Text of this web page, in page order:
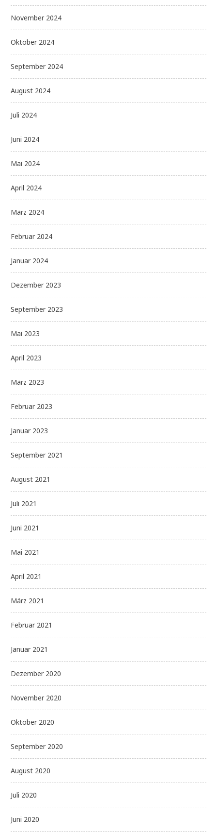
November 2024
Oktober 2024
September 2024
August 2024
Juli 2024
Juni 2024
Mai 2024
April 2024
März 2024
Februar 2024
Januar 2024
Dezember 2023
September 2023
Mai 2023
April 2023
März 2023
Februar 2023
Januar 2023
September 2021
August 2021
Juli 2021
Juni 2021
Mai 2021
April 2021
März 2021
Februar 2021
Januar 2021
Dezember 2020
November 2020
Oktober 2020
September 2020
August 2020
Juli 2020
Juni 2020